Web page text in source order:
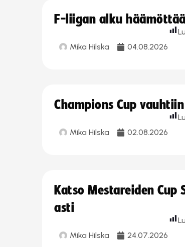
F-liigan alku
Mika Hilska 04.08.2026
Champions Cup
Mika Hilska 02.08.2026
Katso Mestareiden
asti
Mika Hilska 24.07.2026